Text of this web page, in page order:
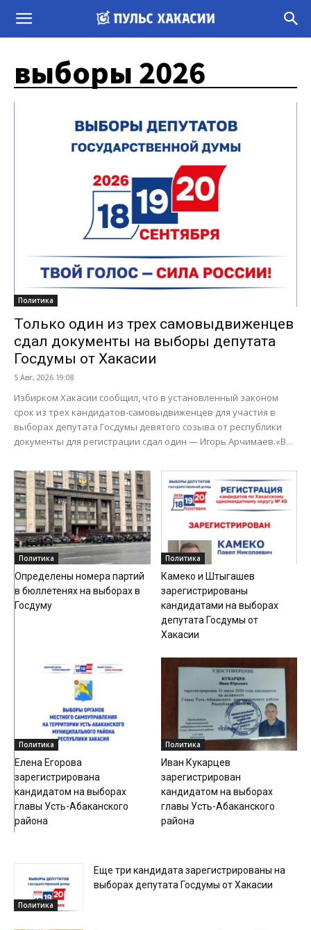
выборы 2026
Политика
Только один из трех самовыдвиженцев
сдал документы на выборы депутата
Госдумы от Хакасии
5 Авг, 2026 19:08
Избирком Хакасии сообщил, что в установленный законом
срок из трех кандидатов-самовыдвиженцев для участия в
выборах депутата Госдумы девятого созыва от республики
документы для регистрации сдал один — Игорь Арчимаев.«В...
Политика
Определены номера партий
в бюллетенях на выборах в
Госдуму
Политика
Камеко и Штыгашев
зарегистрированы
кандидатами на выборах
депутата Госдумы от
Хакасии
Политика
Елена Егорова
зарегистрирована
кандидатом на выборах
главы Усть-Абаканского
района
Политика
Иван Кукарцев
зарегистрирован
кандидатом на выборах
главы Усть-Абаканского
района
Политика
Еще три кандидата зарегистрированы на
выборах депутата Госдумы от Хакасии